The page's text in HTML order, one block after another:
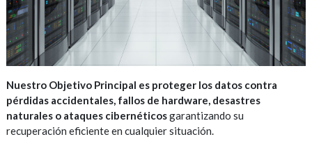
Nuestro Objetivo Principal es proteger los datos contra
pérdidas accidentales, fallos de hardware, desastres
naturales o ataques cibernéticosgarantizando su
recuperación eficiente en cualquier situación.